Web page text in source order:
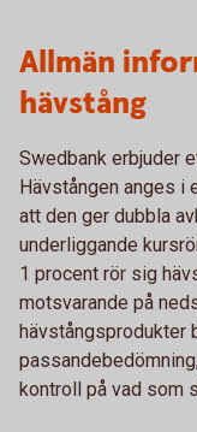
Allmän
hävstång
Swedbank erbjuder
Hävstången anges i
att den ger dubbla
underliggande
1 procent rör sig
motsvarande på
hävstångsprodukter
kontroll på vad som